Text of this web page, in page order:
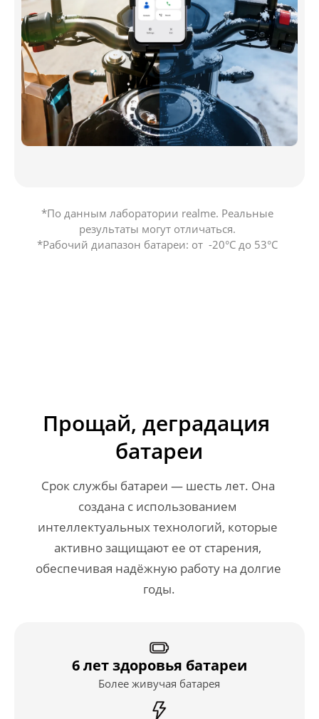
*По данным лаборатории realme. Реальные
результаты могут отличаться.
*Pабочий диапазон батареи: от  -20°C до 53°C
Более живучая батарея
6 лет здоровья батареи
Срок службы батареи — шесть лет. Она
создана с использованием
интеллектуальных технологий, которые
активно защищают ее от старения,
обеспечивая надёжную работу на долгие
годы.
Прощай, деградация
батареи